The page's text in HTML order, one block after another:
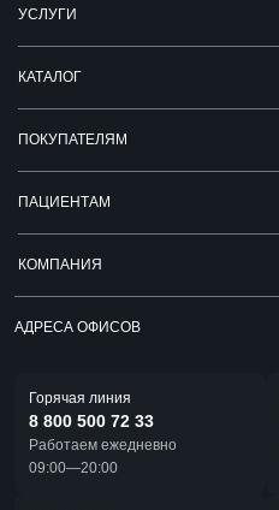
УСЛУГИ
КАТАЛОГ
ПОКУПАТЕЛЯМ
ПАЦИЕНТАМ
КОМПАНИЯ
АДРЕСА ОФИСОВ
Горячая линия
8 800 500 72 33
Работаем ежедневно
09:00—20:00